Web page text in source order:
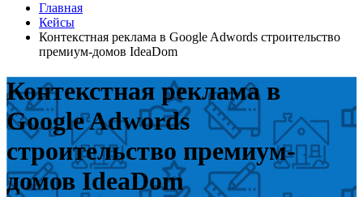
Главная
Кейсы
Контекстная реклама в Google Adwords строительство
премиум-домов IdeaDom
Контекстная реклама в
Google Adwords
строительство премиум-
домов IdeaDom